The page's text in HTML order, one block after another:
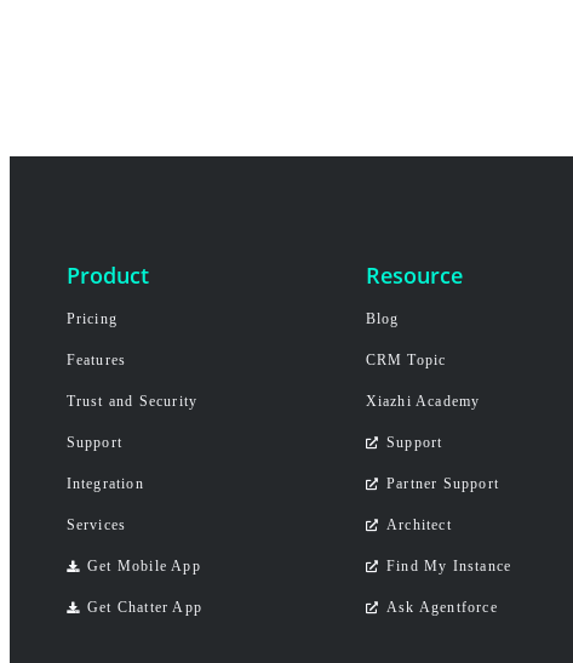
Product
Pricing
Features
Trust and Security
Support
Integration
Services
Get Mobile App
Get Chatter App
Resource
Blog
CRM Topic
Xiazhi Academy
Support
Partner Support
Architect
Find My Instance
Ask Agentforce